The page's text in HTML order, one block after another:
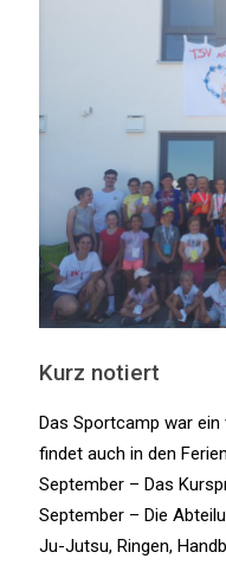
Kurz notiert
Das Sportcamp war
findet auch in den
September – Das
September – Die
Ju-Jutsu, Ringen,